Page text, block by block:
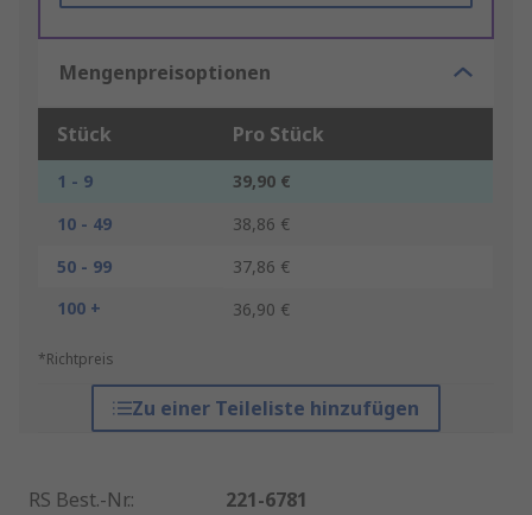
Mengenpreisoptionen
Stück Pro Stück
1 - 9
39,90 €
10 - 49
38,86 €
50 - 99
37,86 €
100 +
36,90 €
*Richtpreis
Zu einer Teileliste hinzufügen
RS Best.-Nr.:
221-6781